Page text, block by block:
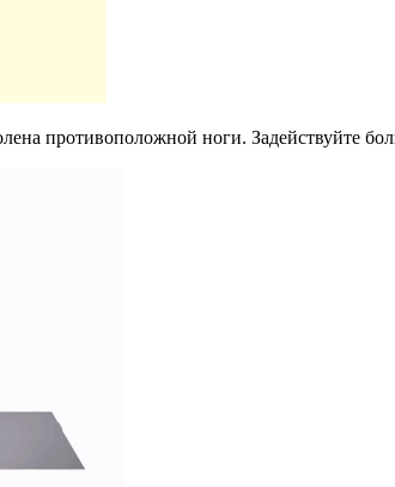
противоположной ноги. Задействуйте